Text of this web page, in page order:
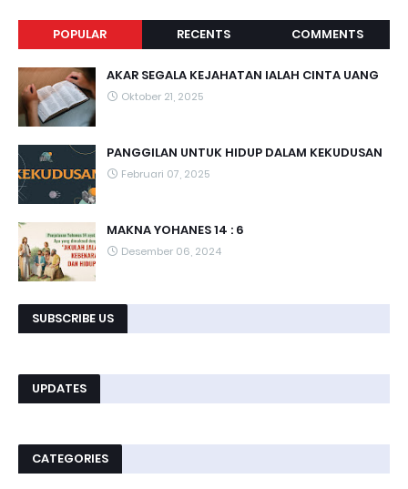
POPULAR RECENTS COMMENTS
AKAR SEGALA KEJAHATAN IALAH CINTA UANG
Oktober 21, 2025
PANGGILAN UNTUK HIDUP DALAM KEKUDUSAN
Februari 07, 2025
MAKNA YOHANES 14 : 6
Desember 06, 2024
SUBSCRIBE US
UPDATES
CATEGORIES